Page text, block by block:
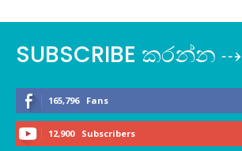
SUBSCRIBE කරන්න ⇢
165,796 Fans
12,900 Subscribers